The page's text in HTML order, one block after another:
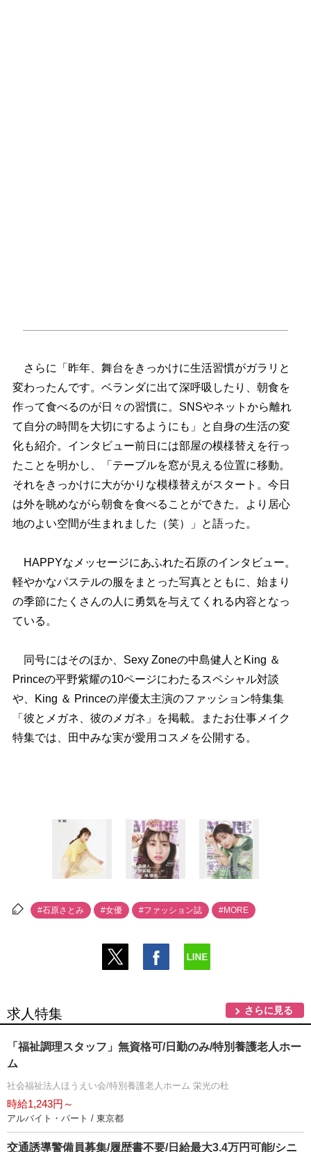
さらに「昨年、舞台をきっかけに生活習慣がガラリと
変わったんです。ベランダに出て深呼吸したり、朝食を
作って食べるのが日々の習慣に。SNSやネットから離れ
て自分の時間を大切にするようにも」と自身の生活の変
化も紹介。インタビュー前日には部屋の模様替えを行っ
たことを明かし、「テーブルを窓が見える位置に移動。
それをきっかけに大がかりな模様替えがスタート。今日
は外を眺めながら朝食を食べることができた。より居心
地のよい空間が生まれました（笑）」と語った。
HAPPYなメッセージにあふれた石原のインタビュー。
軽やかなパステルの服をまとった写真とともに、始まり
の季節にたくさんの人に勇気を与えてくれる内容となっ
ている。
同号にはそのほか、Sexy Zoneの中島健人とKing ＆
Princeの平野紫耀の10ページにわたるスペシャル対談
、King ＆ Princeの岸優太主演のファッション特集集
「彼とメガネ、彼のメガネ」を掲載。またお仕事メイク
特集では、田中みな実が愛用コスメを公開する。
#石原さとみ #女優 #ファッション誌 #MORE
求人特集 さらに見る
「福祉調理スタッフ」無資格可/日勤のみ/特別養護老人ホー
ム
社会福祉法人ほうえい会/特別養護老人ホーム 栄光の杜
時給1,243円～
アルバイト・パート / 東京都
交通誘導警備員募集/履歴書不要/日給最大3.4万円可能/シニ